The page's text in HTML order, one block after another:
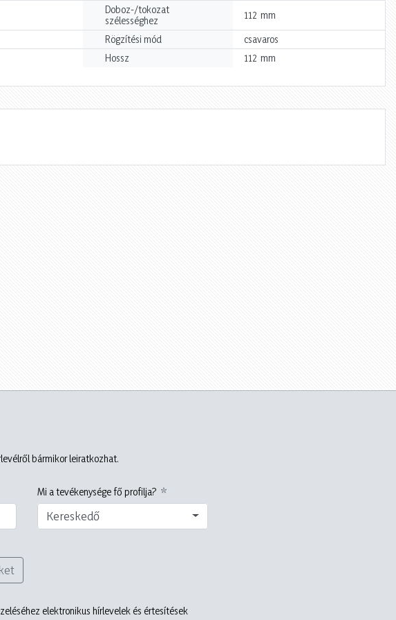
Doboz-/tokozat
szélességhez
112 mm
Rögzítési mód
csavaros
Hossz 112 mm
bármikor leiratkozhat.
Mi a tevékenysége fő profilja?
Kereskedő
elektronikus hírlevelek és értesítések